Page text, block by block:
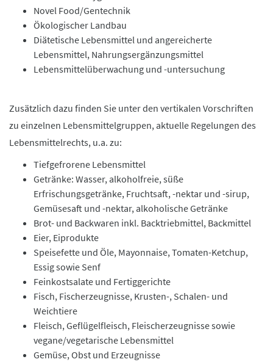
Novel Food/Gentechnik
Ökologischer Landbau
Diätetische Lebensmittel und angereicherte
Lebensmittel, Nahrungsergänzungsmittel
Lebensmittelüberwachung und -untersuchung
Zusätzlich dazu finden Sie unter den vertikalen Vorschriften
zu einzelnen Lebensmittelgruppen, aktuelle Regelungen des
Lebensmittelrechts, u.a. zu:
Tiefgefrorene Lebensmittel
Getränke: Wasser, alkoholfreie, süße
Erfrischungsgetränke, Fruchtsaft, -nektar und -sirup,
Gemüsesaft und -nektar, alkoholische Getränke
Brot- und Backwaren inkl. Backtriebmittel, Backmittel
Eier, Eiprodukte
Speisefette und Öle, Mayonnaise, Tomaten-Ketchup,
Essig sowie Senf
Feinkostsalate und Fertiggerichte
Fisch, Fischerzeugnisse, Krusten-, Schalen- und
Weichtiere
Fleisch, Geflügelfleisch, Fleischerzeugnisse sowie
vegane/vegetarische Lebensmittel
Gemüse, Obst und Erzeugnisse